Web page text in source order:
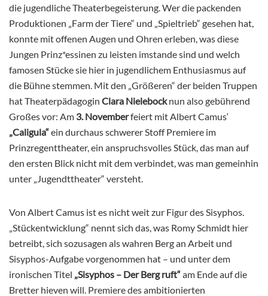
die jugendliche Theaterbegeisterung. Wer die packenden
Produktionen „Farm der Tiere“ und „Spieltrieb“ gesehen hat,
konnte mit offenen Augen und Ohren erleben, was diese
Jungen Prinz*essinen zu leisten imstande sind und welch
famosen Stücke sie hier in jugendlichem Enthusiasmus auf
die Bühne stemmen. Mit den „Größeren“ der beiden Truppen
hat Theaterpädagogin Clara Nielebocknun also gebührend
Großes vor: Am 3. Novemberfeiert mit Albert Camus‘
„Caligula“ein durchaus schwerer Stoff Premiere im
Prinzregenttheater, ein anspruchsvolles Stück, das man auf
den ersten Blick nicht mit dem verbindet, was man gemeinhin
unter „Jugendttheater“ versteht.
Von Albert Camus ist es nicht weit zur Figur des Sisyphos.
„Stückentwicklung“ nennt sich das, was Romy Schmidt hier
betreibt, sich sozusagen als wahren Berg an Arbeit und
Sisyphos-Aufgabe vorgenommen hat – und unter dem
ironischen Titel „Sisyphos – Der Berg ruft“am Ende auf die
Bretter hieven will. Premiere des ambitionierten